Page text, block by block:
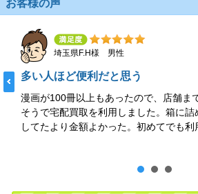
お客様の声
埼玉県F.H様 男性
多い人ほど便利だと思う
漫画が100冊以上もあったので、店舗ま
そうで宅配買取を利用しました。箱に詰
してたより金額よかった。初めてでも利